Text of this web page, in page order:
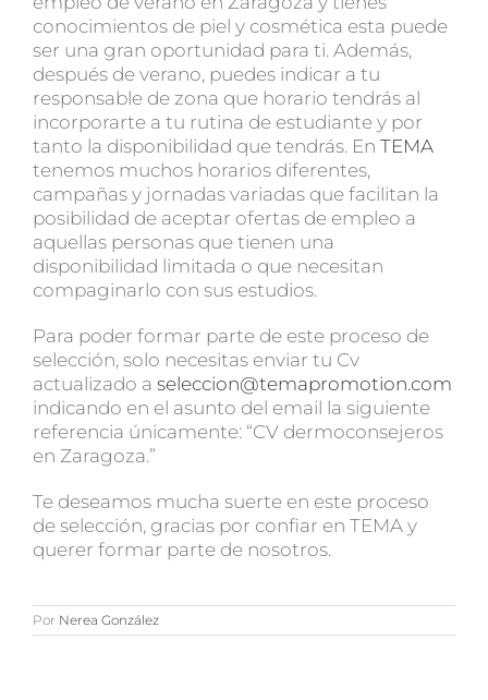
conocimientos de piel y cosmética esta puede
ser una gran oportunidad para ti. Además,
después de verano, puedes indicar a tu
responsable de zona que horario tendrás al
incorporarte a tu rutina de estudiante y por
tanto la disponibilidad que tendrás. En TEMA
tenemos muchos horarios diferentes,
campañas y jornadas variadas que facilitan la
posibilidad de aceptar ofertas de empleo a
aquellas personas que tienen una
disponibilidad limitada o que necesitan
compaginarlo con sus estudios.
Para poder formar parte de este proceso de
selección, solo necesitas enviar tu Cv
actualizado a seleccion@temapromotion.com
indicando en el asunto del email la siguiente
referencia únicamente: “CV dermoconsejeros
en Zaragoza.”
Te deseamos mucha suerte en este proceso
de selección, gracias por confiar en TEMA y
querer formar parte de nosotros.
Por Nerea González